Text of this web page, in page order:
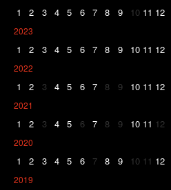
1 2 3 4 5 6 7 8 9 10 11 12
2023
1 2 3 4 5 6 7 8 9 10 11 12
2022
1 2 3 4 5 6 7 8 9 10 11 12
2021
1 2 3 4 5 6 7 8 9 10 11 12
2020
1 2 3 4 5 6 7 8 9 10 11 12
2019